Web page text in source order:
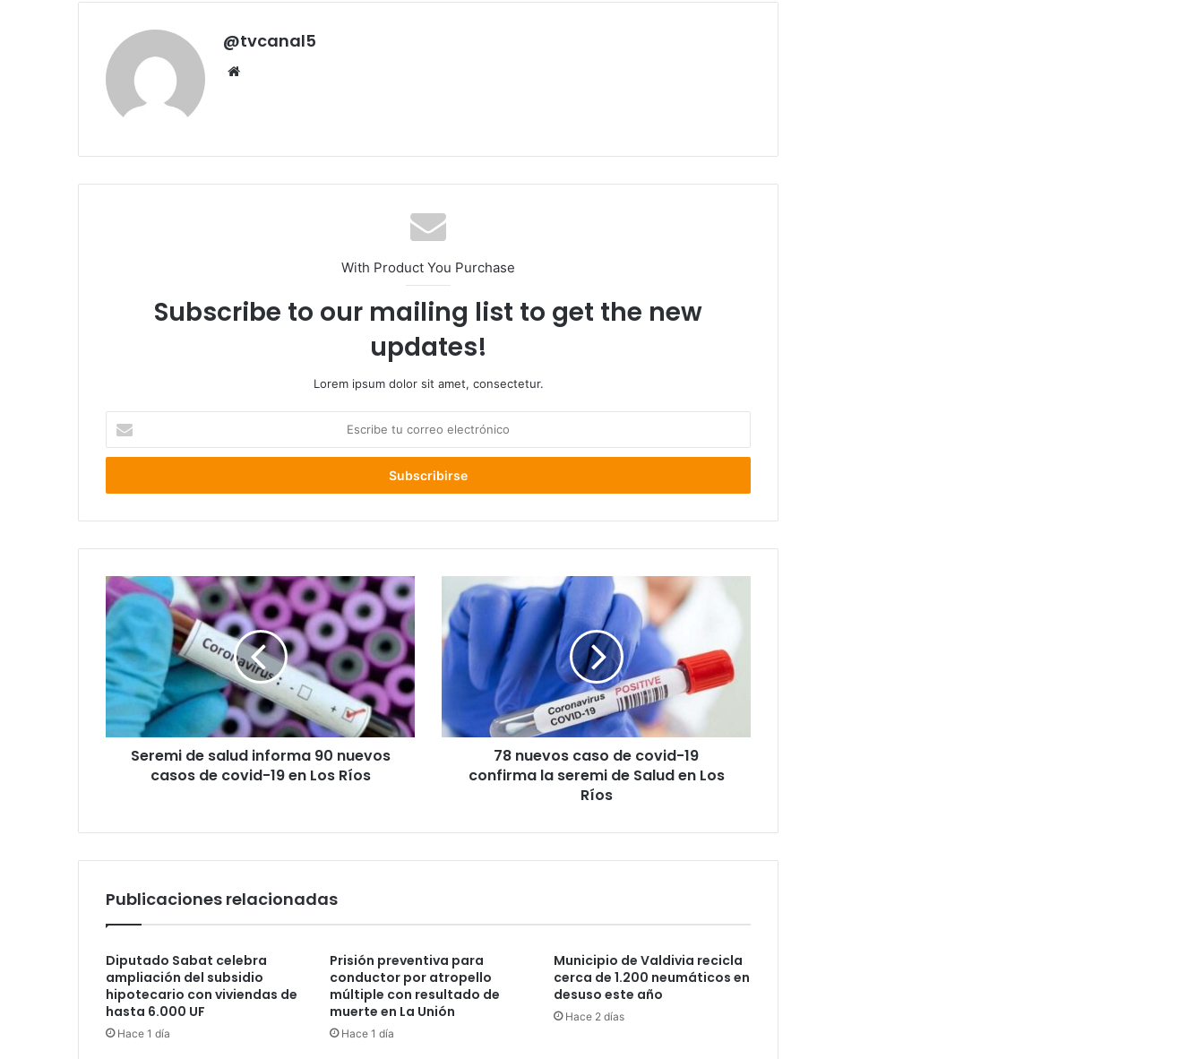
@tvcanal5
With Product You Purchase
Subscribe to our mailing list to get the new
updates!
Lorem ipsum dolor sit amet, consectetur.
correo
Seremi
de
salud
informa
90
nuevos
casos
de
covid-
Seremi de salud informa 90 nuevos
casos de covid-19 en Los Ríos
nuevos
caso
de
covid-
la
seremi
Salud
78 nuevos caso de covid-19
confirma la seremi de Salud en Los
Ríos
Publicaciones relacionadas
Diputado Sabat celebra
ampliación del subsidio
hipotecario con viviendas de
hasta 6.000 UF
Hace 1 día
Prisión preventiva para
conductor por atropello
múltiple con resultado de
muerte en La Unión
Hace 1 día
Municipio de Valdivia recicla
cerca de 1.200 neumáticos en
desuso este año
Hace 2 días